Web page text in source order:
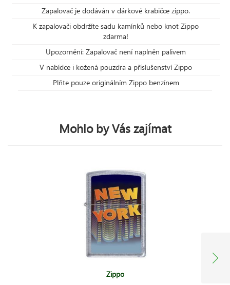
Zapalovač je dodáván v dárkové krabičce zippo.
K zapalovači obdržíte sadu kamínků nebo knot Zippo
zdarma!
Upozornění: Zapalovač není naplněn palivem
V nabídce i kožená pouzdra a příslušenství Zippo
Plňte pouze originálním Zippo benzínem
Mohlo by Vás zajímat
Zippo